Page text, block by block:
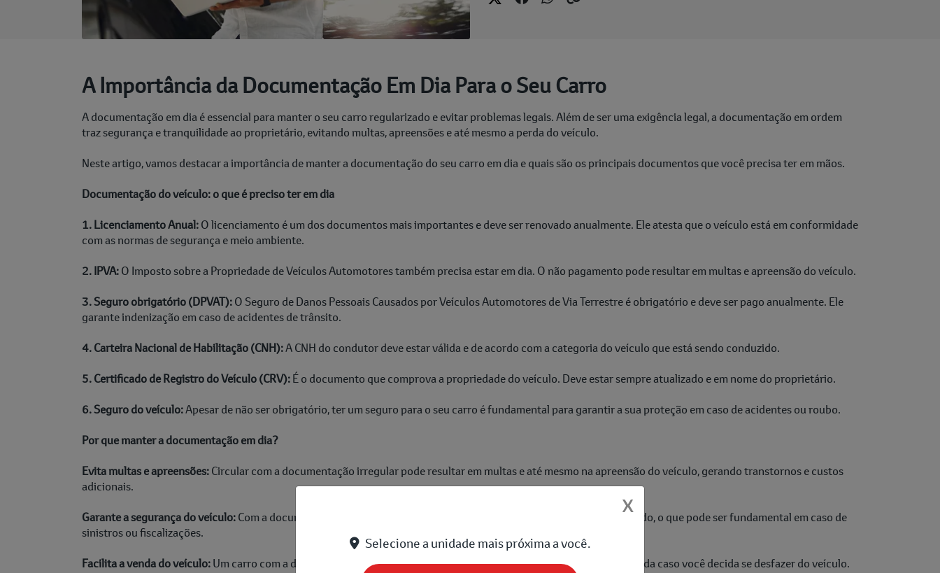
A Importância da Documentação Em Dia Para o Seu Carro
A documentação em dia é essencial para manter o seu carro regularizado e evitar problemas legais. Além de ser uma exigência legal, a documentação em ordem
traz segurança e tranquilidade ao proprietário, evitando multas, apreensões e até mesmo a perda do veículo.
Neste artigo, vamos destacar a importância de manter a documentação do seu carro em dia e quais são os principais documentos que você precisa ter em mãos.
Documentação do veículo: o que é preciso ter em dia
1. Licenciamento Anual:O licenciamento é um dos documentos mais importantes e deve ser renovado anualmente. Ele atesta que o veículo está em conformidade
com as normas de segurança e meio ambiente.
2. IPVA:O Imposto sobre a Propriedade de Veículos Automotores também precisa estar em dia. O não pagamento pode resultar em multas e apreensão do veículo.
3. Seguro obrigatório (DPVAT):O Seguro de Danos Pessoais Causados por Veículos Automotores de Via Terrestre é obrigatório e deve ser pago anualmente. Ele
garante indenização em caso de acidentes de trânsito.
4. Carteira Nacional de Habilitação (CNH):A CNH do condutor deve estar válida e de acordo com a categoria do veículo que está sendo conduzido.
5. Certificado de Registro do Veículo (CRV):É o documento que comprova a propriedade do veículo. Deve estar sempre atualizado e em nome do proprietário.
6. Seguro do veículo:Apesar de não ser obrigatório, ter um seguro para o seu carro é fundamental para garantir a sua proteção em caso de acidentes ou roubo.
Por que manter a documentação em dia?
Evita multas e apreensões:Circular com a documentação irregular pode resultar em multas e até mesmo na apreensão do veículo, gerando transtornos e custos
adicionais.
Garante a segurança do veículo:Com a documentação em dia, você tem a certeza de que o seu veículo está regularizado, o que pode ser fundamental em caso de
sinistros ou fiscalizações.
Facilita a venda do veículo:Um carro com a documentação em dia é mais valorizado no mercado, facilitando a sua venda caso você decida se desfazer do veículo.
X
Selecione a unidade mais próxima a você.